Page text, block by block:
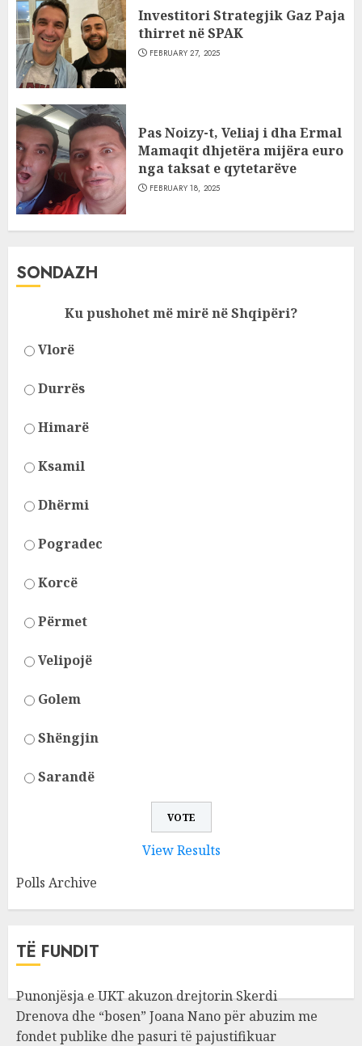
Investitori Strategjik Gaz Paja
thirret në SPAK
FEBRUARY 27, 2025
Pas Noizy-t, Veliaj i dha Ermal
Mamaqit dhjetëra mijëra euro
nga taksat e qytetarëve
FEBRUARY 18, 2025
SONDAZH
Ku pushohet më mirë në Shqipëri?
Vlorë
Durrës
Himarë
Ksamil
Dhërmi
Pogradec
Korcë
Përmet
Velipojë
Golem
Shëngjin
Sarandë
View Results
Polls Archive
TË FUNDIT
Punonjësja e UKT akuzon drejtorin Skerdi
Drenova dhe “bosen” Joana Nano për abuzim me
fondet publike dhe pasuri të pajustifikuar